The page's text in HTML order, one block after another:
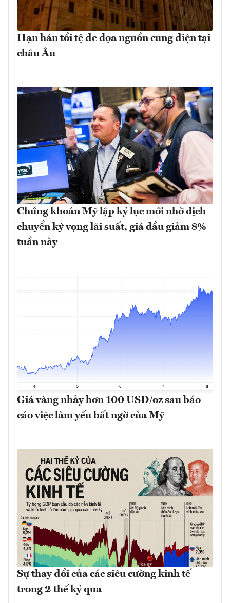
Hạn hán tồi tệ đe dọa nguồn cung điện tại
châu Âu
Chứng khoán Mỹ lập kỷ lục mới nhờ dịch
chuyển kỳ vọng lãi suất, giá dầu giảm 8%
tuần này
Giá vàng nhảy hơn 100 USD/oz sau báo
cáo việc làm yếu bất ngờ của Mỹ
Sự thay đổi của các siêu cường kinh tế
trong 2 thế kỷ qua